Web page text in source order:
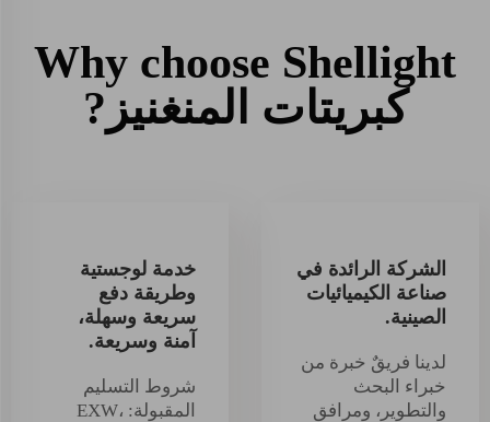
Why choose Shellight
كبريتات المنغنيز?
الشركة الرائدة في
صناعة الكيميائيات
الصينية.
لدينا فريقٌ خبرة من
خبراء البحث
والتطوير، ومرافق
خدمة لوجستية
وطريقة دفع
سريعة وسهلة،
آمنة وسريعة.
شروط التسليم
المقبولة: EXW،